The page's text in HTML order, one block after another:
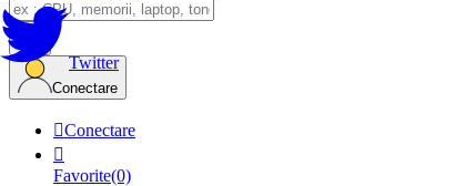
Conectare
Conectare

Favorite(0)
Twitter